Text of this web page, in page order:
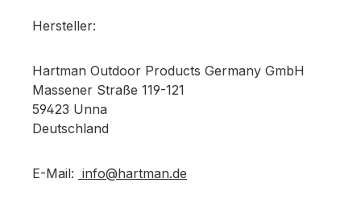
Hersteller:
Hartman Outdoor Products Germany GmbH
Massener Straße 119-121
59423 Unna
Deutschland
E-Mail: info@hartman.de